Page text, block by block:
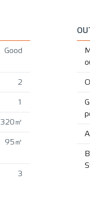
Good
2
1
320㎥
95㎡
3